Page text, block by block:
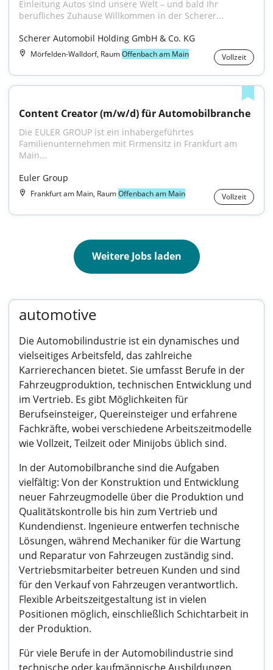
Einleitung Autos sind unsere Welt – und bald Ihr
berufliches Zuhause Willkommen in der Scherer...
Scherer Automobil Holding GmbH & Co. KG
Mörfelden-Walldorf, RaumOffenbach am Main Vollzeit
Content Creator (m/w/d) für Automobilbranche
Die EULER GROUP ist ein inhabergeführtes
Familienunternehmen mit Firmensitz in Frankfurt am
Main...
Euler Group
Frankfurt am Main, RaumOffenbach am Main Vollzeit
Weitere Jobs laden
automotive
Die Automobilindustrie ist ein dynamisches und
vielseitiges Arbeitsfeld, das zahlreiche
Karrierechancen bietet. Sie umfasst Berufe in der
Fahrzeugproduktion, technischen Entwicklung und
im Vertrieb. Es gibt Möglichkeiten für
Berufseinsteiger, Quereinsteiger und erfahrene
Fachkräfte, wobei verschiedene Arbeitszeitmodelle
wie Vollzeit, Teilzeit oder Minijobs üblich sind.
In der Automobilbranche sind die Aufgaben
vielfältig: Von der Konstruktion und Entwicklung
neuer Fahrzeugmodelle über die Produktion und
Qualitätskontrolle bis hin zum Vertrieb und
Kundendienst. Ingenieure entwerfen technische
Lösungen, während Mechaniker für die Wartung
und Reparatur von Fahrzeugen zuständig sind.
Vertriebsmitarbeiter betreuen Kunden und sind
für den Verkauf von Fahrzeugen verantwortlich.
Flexible Arbeitszeitgestaltung ist in vielen
Positionen möglich, einschließlich Schichtarbeit in
der Produktion.
Für viele Berufe in der Automobilindustrie sind